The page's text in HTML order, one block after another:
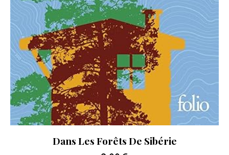
Dans Les Forêts De Sibérie